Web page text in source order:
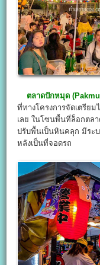
ตลาดปักหมุด
ที่ทางโครงการจัดเตรีย
เลย ในโซนพื้นที่ล็อกตล
ปรับพื้นเป็นหินคลุก มีระ
หลังเป็นที่จอดรถ